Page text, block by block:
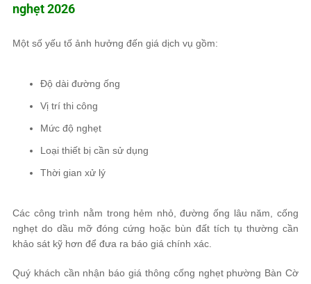
nghẹt 2026
Một số yếu tố ảnh hưởng đến giá dịch vụ gồm:
Độ dài đường ống
Vị trí thi công
Mức độ nghẹt
Loại thiết bị cần sử dụng
Thời gian xử lý
Các công trình nằm trong hẻm nhỏ, đường ống lâu năm, cống
nghẹt do dầu mỡ đóng cứng hoặc bùn đất tích tụ thường cần
khảo sát kỹ hơn để đưa ra báo giá chính xác.
Quý khách cần nhận báo giá thông cống nghẹt phường Bàn Cờ